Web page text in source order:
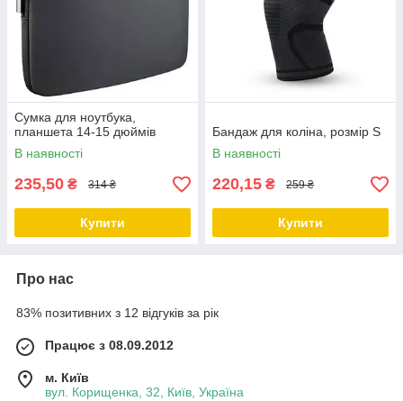
Сумка для ноутбука,
планшета 14-15 дюймів
В наявності
235,50 ₴ 314 ₴
Купити
Бандаж для коліна, розмір S
В наявності
220,15 ₴ 259 ₴
Купити
Про нас
83% позитивних з 12 відгуків за рік
Працює з 08.09.2012
м. Київ
вул. Корищенка, 32, Київ, Україна